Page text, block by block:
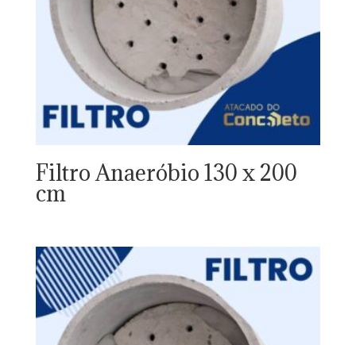
Filtro Anaeróbio 130 x 200
cm